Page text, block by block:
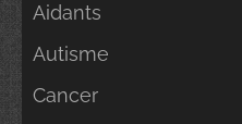
Aidants
Autisme
Cancer